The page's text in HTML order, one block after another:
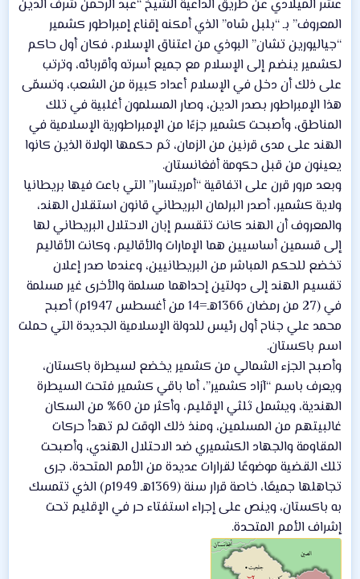
عشر الميلادي عن طريق الداعية الشيخ “عبد الرحمن شرف الدين
المعروف” بـ “بلبل شاه” الذي أمكنه إقناع إمبراطور كشمير
“جياليورين تشان” البوذي من اعتناق الإسلام، فكان أول حاكم
لكشمير ينضم إلى الإسلام مع جميع أسرته وأقربائه، وترتب
على ذلك أن دخل في الإسلام أعداد كبيرة من الشعب، وتسمّى
هذا الإمبراطور بصدر الدين، وصار المسلمون أغلبية في تلك
المناطق، وأصبحت كشمير جزءًا من الإمبراطورية الإسلامية في
الهند على مدى قرنين من الزمان، ثم حكمها الولاة الذين كانوا
يعينون من قبل حكومة أفغانستان.
وبعد مرور قرن على اتفاقية “أمريتسار” التي باعت فيها بريطانيا
ولاية كشمير، أصدر البرلمان البريطاني قانون استقلال الهند،
والمعروف أن الهند كانت تتقسم إبان الاحتلال البريطاني لها
إلى قسمين أساسيين هما الإمارات والأقاليم، وكانت الأقاليم
تخضع للحكم المباشر من البريطانيين، وعندما صدر إعلان
تقسيم الهند إلى دولتين إحداهما مسلمة والأخرى غير مسلمة
في (27 من رمضان 1366هـ=14 من أغسطس 1947م) أصبح
محمد علي جناح أول رئيس للدولة الإسلامية الجديدة التي حملت
اسم باكستان.
وأصبح الجزء الشمالي من كشمير يخضع لسيطرة باكستان،
ويعرف باسم “آزاد كشمير”، أما باقي كشمير فتحت السيطرة
الهندية، ويشمل ثلثي الإقليم، وأكثر من 60% من السكان
غالبيتهم من المسلمين، ومنذ ذلك الوقت لم تهدأ حركات
المقاومة والجهاد الكشميري ضد الاحتلال الهندي، وأصبحت
تلك القضية موضوعًا لقرارات عديدة من الأمم المتحدة، جرى
تجاهلها جميعًا، خاصة قرار سنة (1369هـ 1949م) الذي تتمسك
به باكستان، وينص على إجراء استفتاء حر في الإقليم تحت
إشراف الأمم المتحدة.